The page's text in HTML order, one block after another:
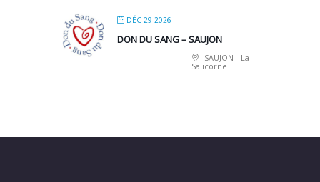
DÉC 29 2026
DON DU SANG – SAUJON
SAUJON - La
Salicorne